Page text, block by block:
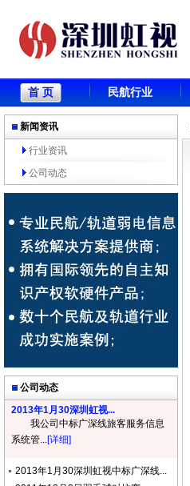
首 页 民航行业
新闻资讯
行业资讯
公司动态
公司动态
2013年1月30深圳虹视...
我公司中标广深线旅客服务信息
系统管...[详细]
2013年1月30深圳虹视中标广深线...